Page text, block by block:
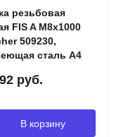
резьбовая
FIS A M8х1000
509230,
сталь А4
руб.
В корзину